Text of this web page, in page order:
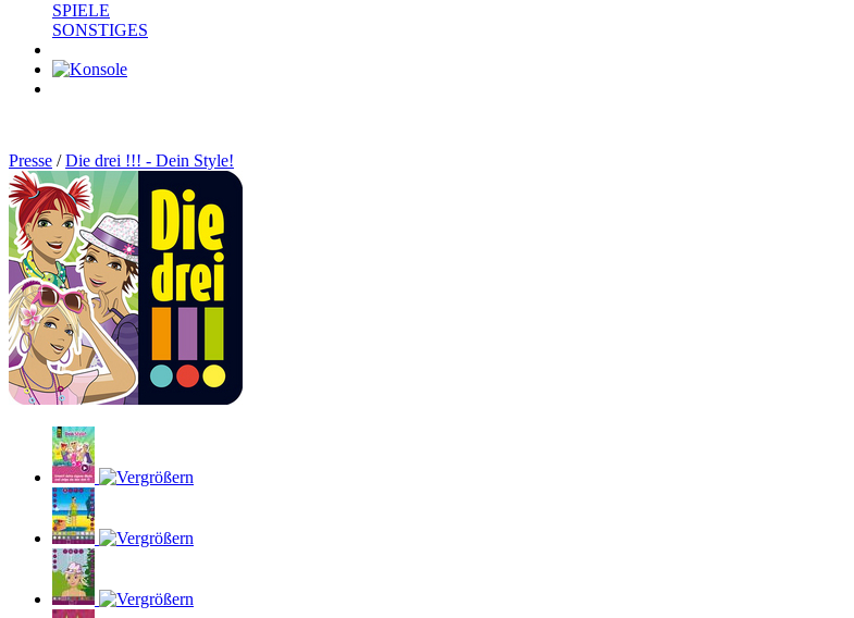
SPIELE
SONSTIGES
Presse /Die drei !!! - Dein Style!